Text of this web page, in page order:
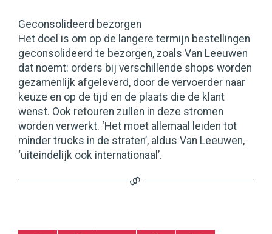
Geconsolideerd bezorgen
Het doel is om op de langere termijn bestellingen
geconsolideerd te bezorgen, zoals Van Leeuwen
dat noemt: orders bij verschillende shops worden
gezamenlijk afgeleverd, door de vervoerder naar
keuze en op de tijd en de plaats die de klant
wenst. Ook retouren zullen in deze stromen
worden verwerkt. ‘Het moet allemaal leiden tot
minder trucks in de straten’, aldus Van Leeuwen,
‘uiteindelijk ook internationaal’.